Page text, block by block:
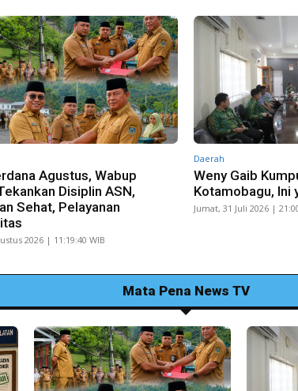
Agustus, Wabup
Disiplin ASN,
Sehat, Pelayanan
2026 | 11:19:40 WIB
Daerah
Weny Gaib
Kotamobagu, Ini
Jumat, 31 Juli 2026 |
Mata Pena News TV